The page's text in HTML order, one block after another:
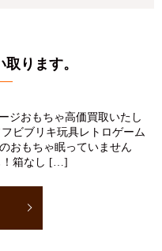
ります。
ジおもちゃ高価買取いたし
ビブリキ玩具レトロゲーム
おもちゃ眠っていません
！箱なし […]